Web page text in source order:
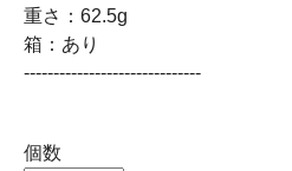
重さ：62.5g
箱：あり
------------------------------
個数